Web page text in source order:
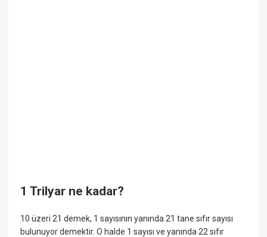
1 Trilyar ne kadar?
10 üzeri 21 demek, 1 sayısının yanında 21 tane sıfır sayısı
bulunuyor demektir. O halde 1 sayısı ve yanında 22 sıfır